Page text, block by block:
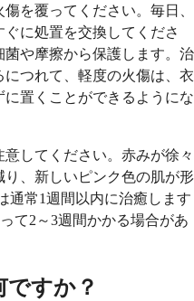
を覆ってください。毎日、
に処置を交換してくださ
や摩擦から保護します。治
つれて、軽度の火傷は、衣
置くことができるようにな
してください。赤みが徐々
、新しいピンク色の肌が形
通常1週間以内に治癒します
て2～3週間かかる場合があ
ですか？